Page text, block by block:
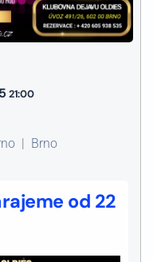
21:00
Brno
od 22